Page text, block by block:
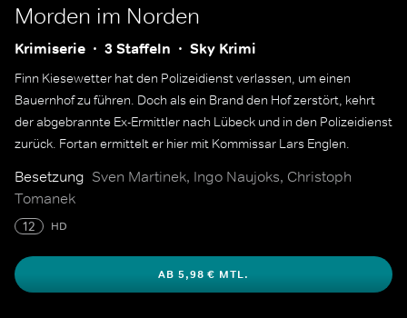
Morden im Norden
Krimiserie 3 Staffeln Sky Krimi
Finn Kiesewetter hat den Polizeidienst verlassen, um einen
Bauernhof zu führen. Doch als ein Brand den Hof zerstört, kehrt
der abgebrannte Ex-Ermittler nach Lübeck und in den Polizeidienst
zurück. Fortan ermittelt er hier mit Kommissar Lars Englen.
Besetzung Sven Martinek, Ingo Naujoks, Christoph
Tomanek
12 HD
AB 5,98 € MTL.